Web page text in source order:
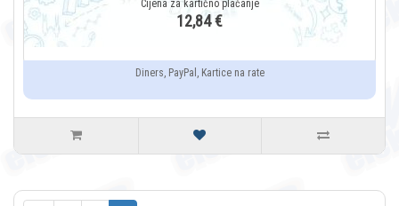
12,84 €
Diners, PayPal, Kartice na rate